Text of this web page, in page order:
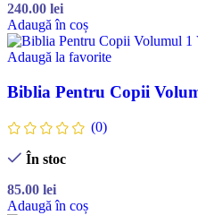
240.00 lei
Adaugă în coș
Adaugă la favorite
Biblia Pentru Copii
(0)
În stoc
85.00 lei
Adaugă în coș